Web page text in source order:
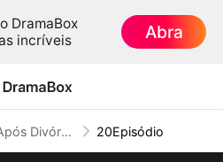
DramaBox
incríveis
Abra
Após Divórcio, A Dona de Casa Virou CEO 20Episódio